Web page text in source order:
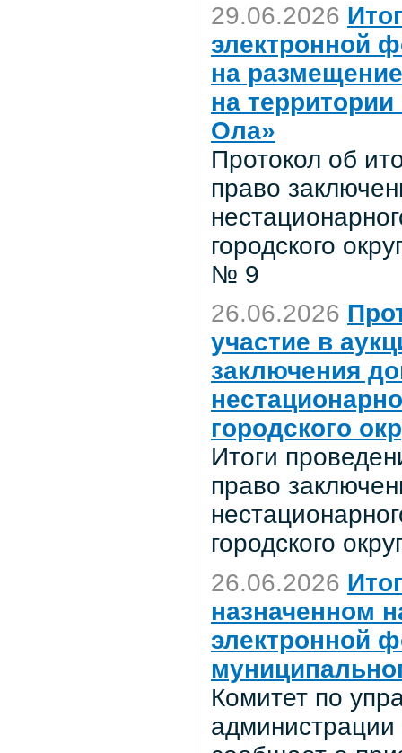
29.06.2026
электронной
на
на
Ола»
Протокол об
право
городского
№ 9
26.06.2026
участие в
заключения
городского
Итоги
право
городского
26.06.2026
назначенном
электронной
Комитет по
администрации